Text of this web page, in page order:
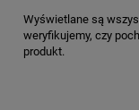
Wyświetlane są
weryfikujemy, czy
produkt.